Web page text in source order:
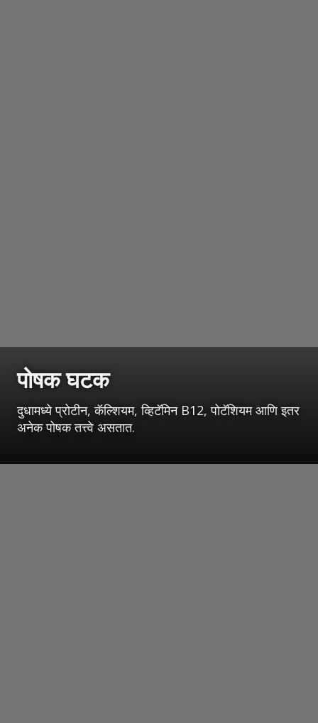
पोषक घटक
दुधामध्ये प्रोटीन, कॅल्शियम, व्हिटॅमिन B12, पोटॅशियम आणि इतर
अनेक पोषक तत्त्वे असतात.